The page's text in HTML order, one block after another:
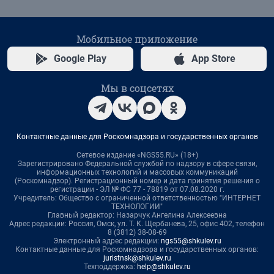
Мобильное приложение
Google Play App Store
Мы в соцсетях
Контактные данные для Роскомнадзора и государственных органов
Сетевое издание «NGS55.RU» (18+)
Зарегистрировано Федеральной службой по надзору в сфере связи,
информационных технологий и массовых коммуникаций
(Роскомнадзор). Регистрационный номер и дата принятия решения о
регистрации - ЭЛ № ФС 77 - 78819 от 07.08.2020 г.
Учредитель: Общество с ограниченной ответственностью "ИНТЕРНЕТ
ТЕХНОЛОГИИ"
Главный редактор: Назарчук Ангелина Алексеевна
Адрес редакции: Россия, Омск, ул. Т. К. Щербанева, 25, офис 402, телефон
8 (3812) 38-08-69
Электронный адрес редакции: ngs55@shkulev.ru
Контактные данные для Роскомнадзора и государственных органов:
juristnsk@shkulev.ru
Техподдержка: help@shkulev.ru